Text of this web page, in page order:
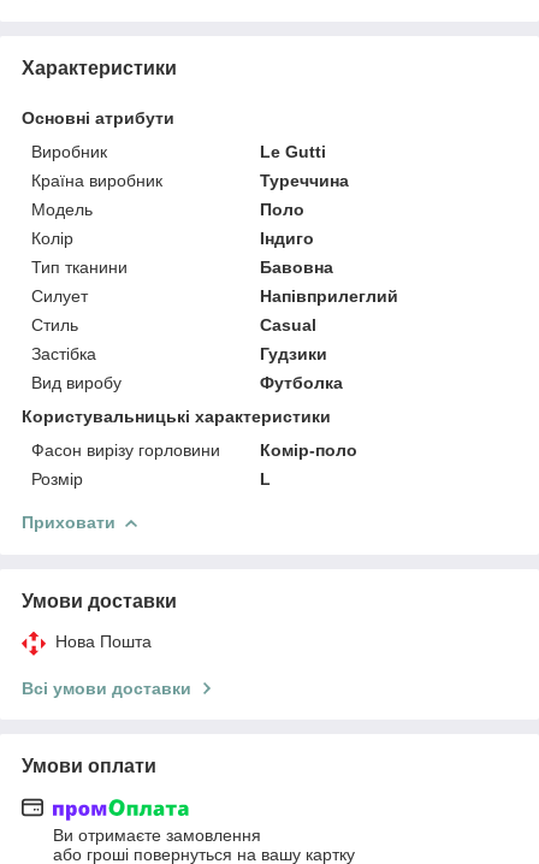
Характеристики
Основні атрибути
Виробник
Le Gutti
Країна виробник
Туреччина
Модель
Поло
Колір
Індиго
Тип тканини
Бавовна
Силует
Напівприлеглий
Стиль
Casual
Застібка
Гудзики
Вид виробу
Футболка
Користувальницькі характеристики
Фасон вирізу горловини
Комір-поло
Розмір
L
Приховати
Умови доставки
Нова Пошта
Всі умови доставки
Умови оплати
Ви отримаєте замовлення
або гроші повернуться на вашу картку